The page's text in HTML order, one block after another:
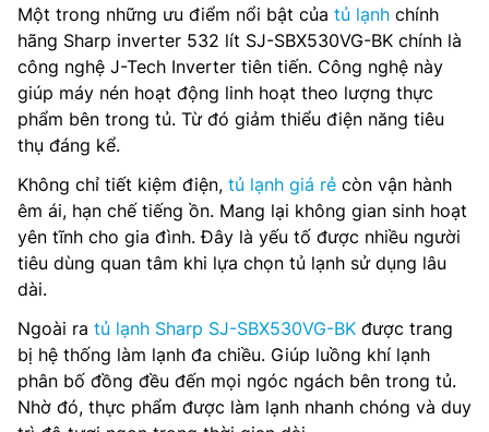
Một trong những ưu điểm nổi bật của tủ lạnh chính
hãng Sharp inverter 532 lít SJ-SBX530VG-BK chính là
công nghệ J-Tech Inverter tiên tiến. Công nghệ này
giúp máy nén hoạt động linh hoạt theo lượng thực
phẩm bên trong tủ. Từ đó giảm thiểu điện năng tiêu
thụ đáng kể.
Không chỉ tiết kiệm điện, tủ lạnh giá rẻ còn vận hành
êm ái, hạn chế tiếng ồn. Mang lại không gian sinh hoạt
yên tĩnh cho gia đình. Đây là yếu tố được nhiều người
tiêu dùng quan tâm khi lựa chọn tủ lạnh sử dụng lâu
dài.
Ngoài ra tủ lạnh Sharp SJ-SBX530VG-BK được trang
bị hệ thống làm lạnh đa chiều. Giúp luồng khí lạnh
phân bố đồng đều đến mọi ngóc ngách bên trong tủ.
Nhờ đó, thực phẩm được làm lạnh nhanh chóng và duy